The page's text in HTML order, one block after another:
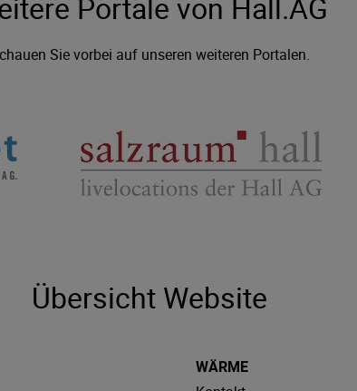
Sie vorbei auf unseren weiteren Portalen.
Übersicht Website
WÄRME